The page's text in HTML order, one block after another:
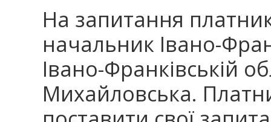
На запитання
начальник Івано-
Івано-Франківській
Михайловська.